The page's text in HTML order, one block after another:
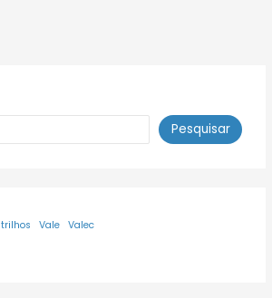
Pesquisar
trilhos Vale Valec